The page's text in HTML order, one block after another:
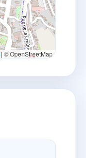
| © OpenStreetMap